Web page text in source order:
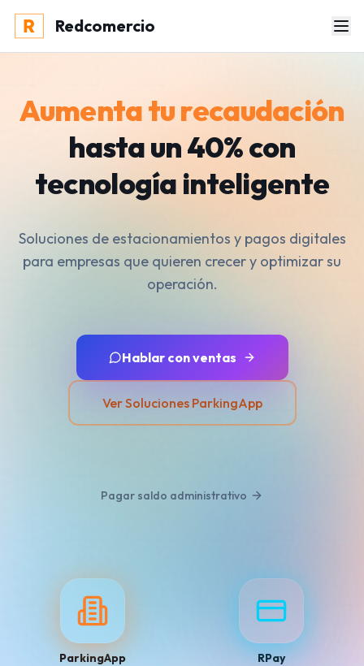
Redcomercio
Aumenta tu recaudación
hasta un 40% con
tecnología inteligente
Soluciones de estacionamientos y pagos digitales
para empresas que quieren crecer y optimizar su
operación.
Hablar con ventas
Ver Soluciones ParkingApp
Pagar saldo administrativo
ParkingApp RPay